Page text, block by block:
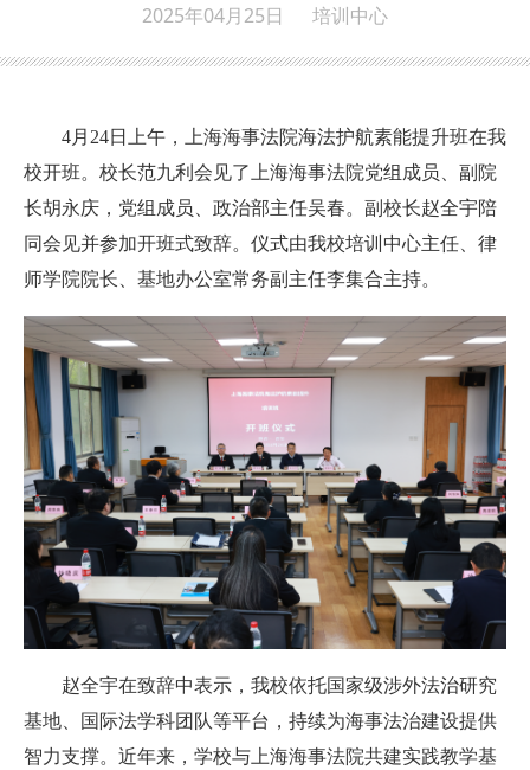
2025年04月25日 培训中心
4月24日上午，上海海事法院海法护航素能提升班在我
校开班。校长范九利会见了上海海事法院党组成员、副院
长胡永庆，党组成员、政治部主任吴春。副校长赵全宇陪
同会见并参加开班式致辞。 仪式由我校培训中心主任、律
师学院院长、基地办公室常务副主任李集合主持。
赵全宇在致辞中表示，我校依托国家级涉外法治研究
基地、国际法学科团队等平台，持续为海事法治建设提供
智力支撑。近年来，学校与上海海事法院共建实践教学基